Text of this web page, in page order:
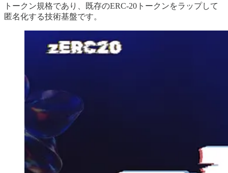
トークン規格であり、既存のERC-20トークンをラップして
匿名化する技術基盤です。